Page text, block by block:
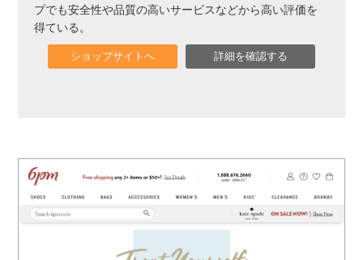
プでも安全性や品質の高いサービスなどから高い評価を
得ている。
ショップサイトへ 詳細を確認する